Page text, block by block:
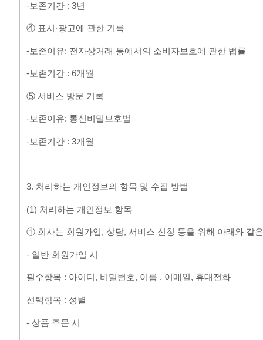
-보존기간 : 3년
④ 표시·광고에 관한 기록
-보존이유: 전자상거래 등에서의 소비자보호에 관한 법률
-보존기간 : 6개월
⑤ 서비스 방문 기록
-보존이유: 통신비밀보호법
-보존기간 : 3개월
3. 처리하는 개인정보의 항목 및 수집 방법
(1) 처리하는 개인정보 항목
① 회사는 회원가입, 상담, 서비스 신청 등을 위해 아래와 같
- 일반 회원가입 시
필수항목 : 아이디, 비밀번호, 이름 , 이메일, 휴대전화
선택항목 : 성별
- 상품 주문 시